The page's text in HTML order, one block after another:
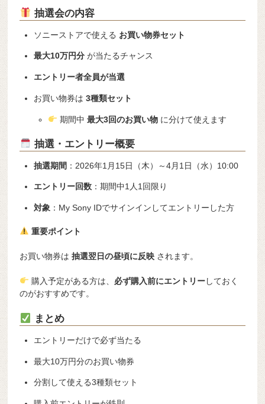
抽選会の内容
ソニーストアで使える お買い物券セット
最大10万円分 が当たるチャンス
エントリー者全員が当選
お買い物券は3種類セット
期間中最大3回のお買い物 に分けて使えます
抽選・エントリー概要
抽選期間 ：2026年1月15日（木）～4月1日（水）10:00
エントリー回数 ：期間中1人1回限り
対象 ：My Sony IDでサインインしてエントリーした方
重要ポイント
お買い物券は抽選翌日の昼頃に反映 されます。
購入予定がある方は、 必ず購入前にエントリーしておく
のがおすすめです。
まとめ
エントリーだけで必ず当たる
最大10万円分のお買い物券
分割して使える3種類セット